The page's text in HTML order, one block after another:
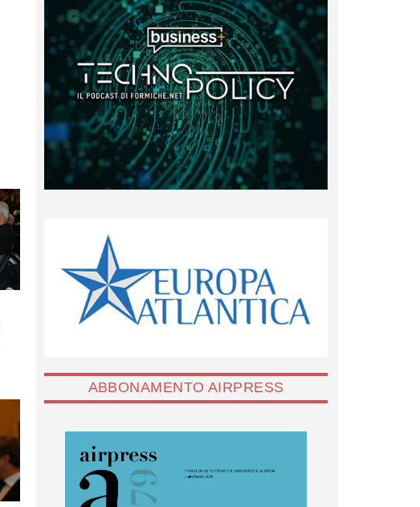
ABBONAMENTO AIRPRESS